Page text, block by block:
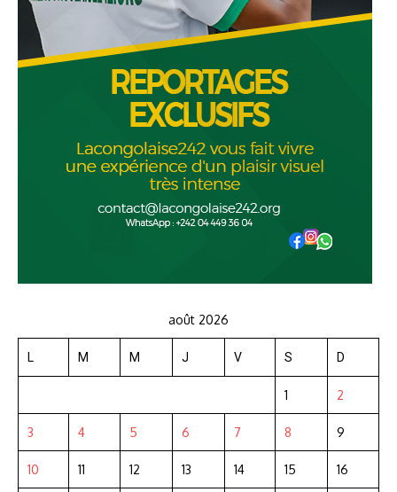
août 2026
L M M J V S D
1 2
3 4 5 6 7 8 9
10 11 12 13 14 15 16